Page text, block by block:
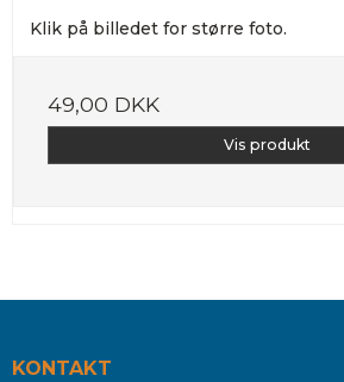
Klik på billedet for større foto.
49,00 DKK
Vis produkt
KONTAKT